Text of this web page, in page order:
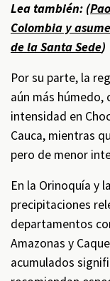
Lea también: (
Colombia y
de la Santa Sede)
Por su parte, la
aún más
intensidad en
Cauca, mientras
pero de menor
En la Orinoquía y
precipitaciones
departamentos
Amazonas y
acumulados